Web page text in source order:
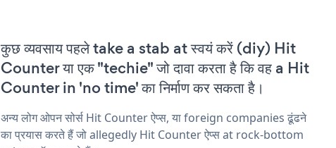
कुछ व्यवसाय पहले take a stab at स्वयं करें (diy) Hit
Counter या एक "techie" जो दावा करता है कि वह a Hit
Counter in 'no time' का निर्माण कर सकता है।
अन्य लोग ओपन सोर्स Hit Counter ऐप्स, या foreign companies ढूंढने
का प्रयास करते हैं जो allegedly Hit Counter ऐप्स at rock-bottom